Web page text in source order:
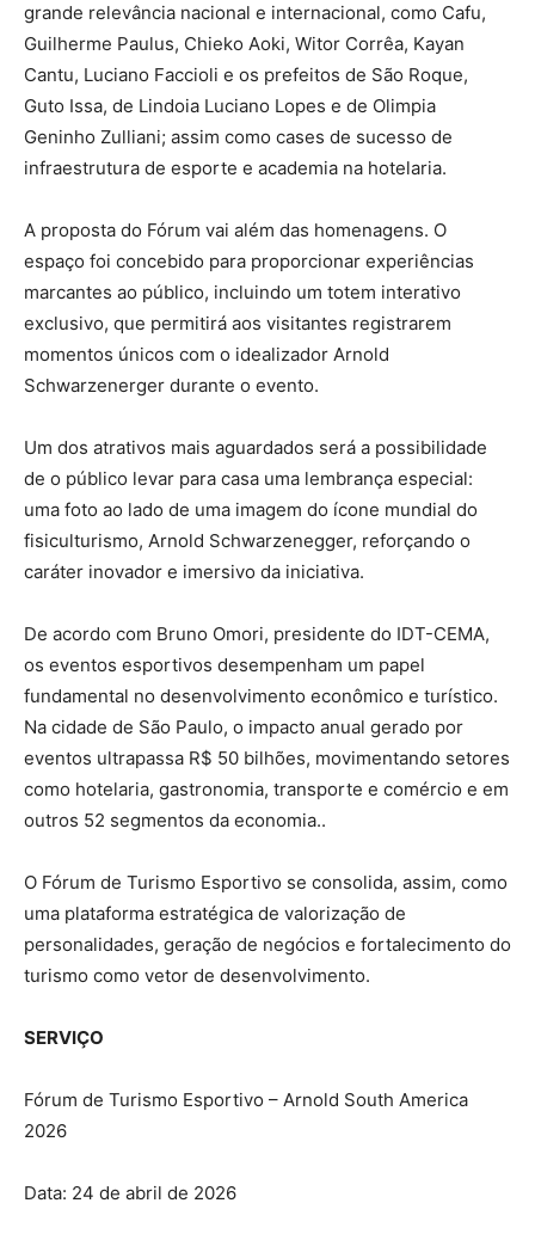
grande relevância nacional e internacional, como Cafu,
Guilherme Paulus, Chieko Aoki, Witor Corrêa, Kayan
Cantu, Luciano Faccioli e os prefeitos de São Roque,
Guto Issa, de Lindoia Luciano Lopes e de Olimpia
Geninho Zulliani; assim como cases de sucesso de
infraestrutura de esporte e academia na hotelaria.
A proposta do Fórum vai além das homenagens. O
espaço foi concebido para proporcionar experiências
marcantes ao público, incluindo um totem interativo
exclusivo, que permitirá aos visitantes registrarem
momentos únicos com o idealizador Arnold
Schwarzenerger durante o evento.
Um dos atrativos mais aguardados será a possibilidade
de o público levar para casa uma lembrança especial:
uma foto ao lado de uma imagem do ícone mundial do
fisiculturismo, Arnold Schwarzenegger, reforçando o
caráter inovador e imersivo da iniciativa.
De acordo com Bruno Omori, presidente do IDT-CEMA,
os eventos esportivos desempenham um papel
fundamental no desenvolvimento econômico e turístico.
Na cidade de São Paulo, o impacto anual gerado por
eventos ultrapassa R$ 50 bilhões, movimentando setores
como hotelaria, gastronomia, transporte e comércio e em
outros 52 segmentos da economia..
O Fórum de Turismo Esportivo se consolida, assim, como
uma plataforma estratégica de valorização de
personalidades, geração de negócios e fortalecimento do
turismo como vetor de desenvolvimento.
SERVIÇO
Fórum de Turismo Esportivo – Arnold South America
2026
Data: 24 de abril de 2026